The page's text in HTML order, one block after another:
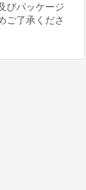
びパッケージ
ご了承くださ